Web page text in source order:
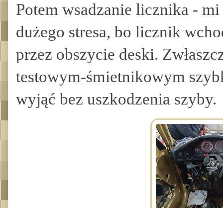
Potem wsadzanie licznika -
dużego stresa, bo licznik
przez obszycie deski.
testowym-śmietnikowym
wyjąć bez uszkodzenia szyby.